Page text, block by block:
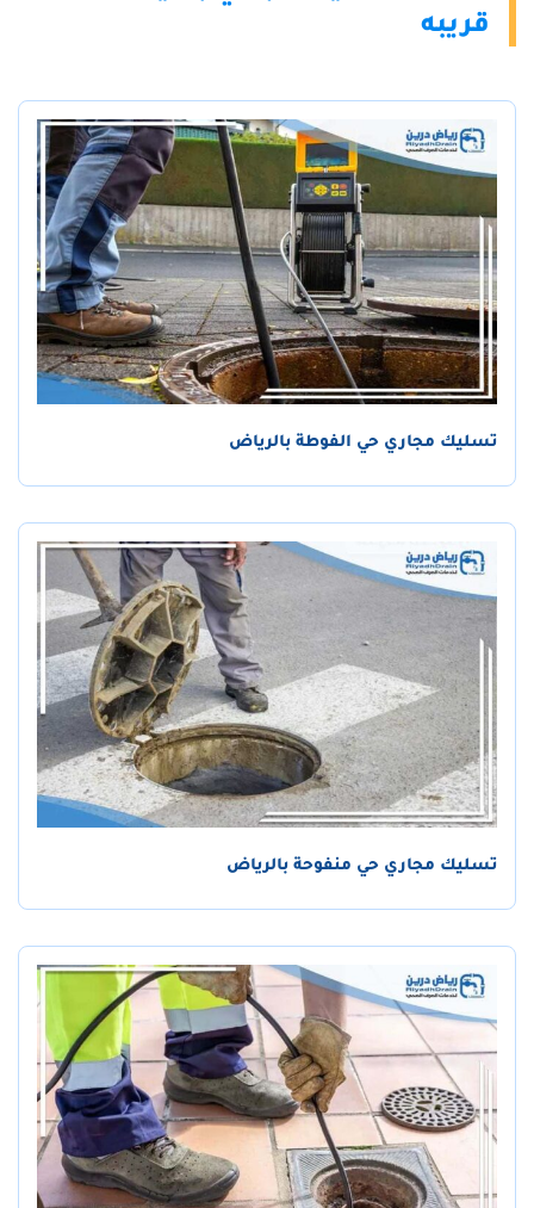
قريبه
تسليك مجاري حي الفوطة بالرياض
تسليك مجاري حي منفوحة بالرياض